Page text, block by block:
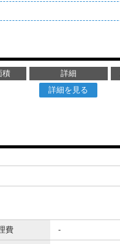
積 詳細
詳細を見る
費 -